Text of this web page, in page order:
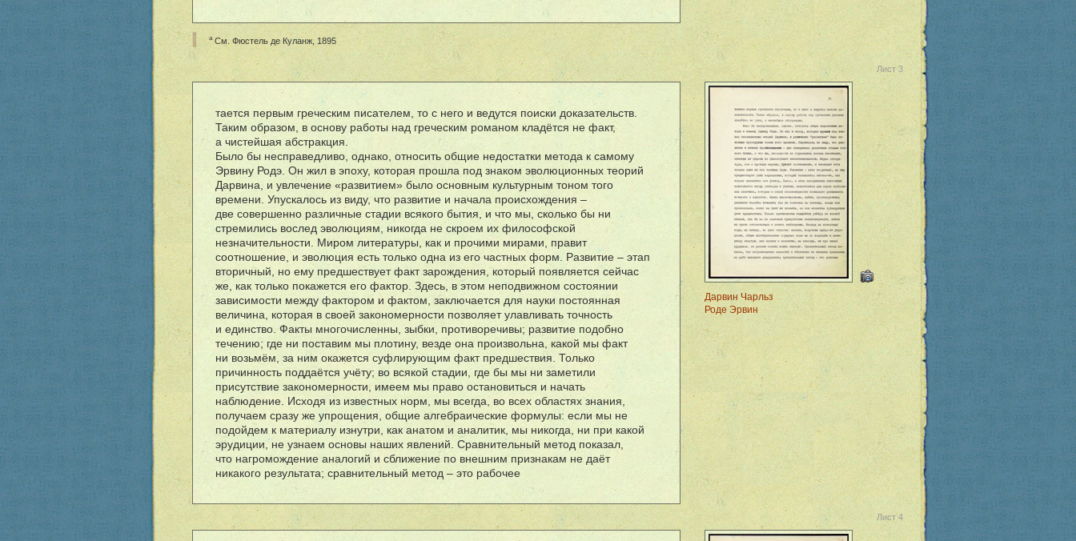
aСм. Фюстель де Куланж, 1895
Лист 3
тается первым греческим писателем, то с него и ведутся поиски доказательств.
Таким образом, в основу работы над греческим романом кладëтся не факт,
а чистейшая абстракция.
Было бы несправедливо, однако, относить общие недостатки метода к самому
Эрвину Родэ. Он жил в эпоху, которая прошла под знаком эволюционных теорий
Дарвина, и увлечение «развитием» было основным культурным тоном того
времени. Упускалось из виду, что развитие и начала происхождения –
две совершенно различные стадии всякого бытия, и что мы, сколько бы ни
стремились вослед эволюциям, никогда не скроем их философской
незначительности. Миром литературы, как и прочими мирами, правит
соотношение, и эволюция есть только одна из его частных форм. Развитие – этап
вторичный, но ему предшествует факт зарождения, который появляется сейчас
же, как только покажется его фактор. Здесь, в этом неподвижном состоянии
зависимости между фактором и фактом, заключается для науки постоянная
величина, которая в своей закономерности позволяет улавливать точность
и единство. Факты многочисленны, зыбки, противоречивы; развитие подобно
течению; где ни поставим мы плотину, везде она произвольна, какой мы факт
ни возьмëм, за ним окажется суфлирующим факт предшествия. Только
причинность поддаëтся учëту; во всякой стадии, где бы мы ни заметили
присутствие закономерности, имеем мы право остановиться и начать
наблюдение. Исходя из известных норм, мы всегда, во всех областях знания,
получаем сразу же упрощения, общие алгебраические формулы: если мы не
подойдем к материалу изнутри, как анатом и аналитик, мы никогда, ни при какой
эрудиции, не узнаем основы наших явлений. Сравнительный метод показал,
что нагромождение аналогий и сближение по внешним признакам не даëт
никакого результата; сравнительный метод – это рабочее
Дарвин Чарльз
Роде Эрвин
Лист 4